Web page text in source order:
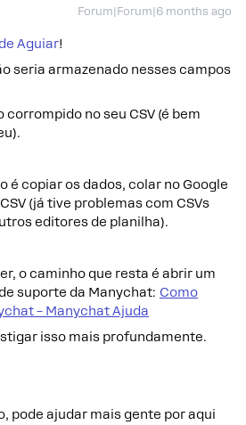
Forum|Forum|6 months ago
Aguiar!
seria armazenado nesses campos
corrompido no seu CSV (é bem
é copiar os dados, colar no Google
(já tive problemas com CSVs
editores de planilha).
o caminho que resta é abrir um
suporte da Manychat: Como
– Manychat Ajuda
isso mais profundamente.
pode ajudar mais gente por aqui